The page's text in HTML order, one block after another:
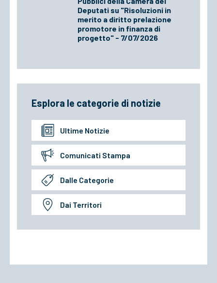
Deputati su "Risoluzioni in
merito a diritto prelazione
promotore in finanza di
progetto" - 7/07/2026
Esplora le categorie di notizie
Ultime Notizie
Comunicati Stampa
Dalle Categorie
Dai Territori